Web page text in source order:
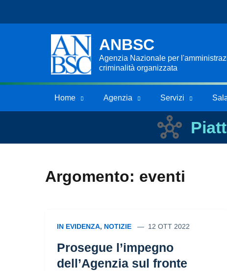
ANBSC
Agenzia Nazionale per
criminalità organizzata
Home Agenzia Servizi
Argomento: eventi
IN EVIDENZA, NOTIZIE 12 OTT 2022
Prosegue l’impegno
dell’Agenzia sul fronte